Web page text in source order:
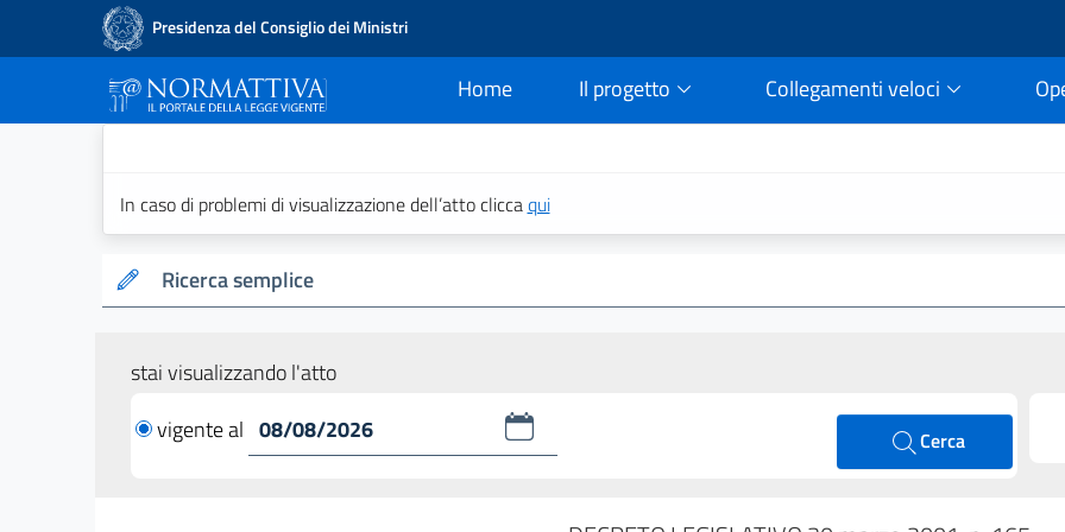
Presidenza del Consiglio dei Ministri
Home
current Il progetto Collegamenti veloci
In caso di problemi di visualizzazione dell’atto cliccaqui
Ricerca semplice
stai visualizzando l'atto
vigente al
Cerca